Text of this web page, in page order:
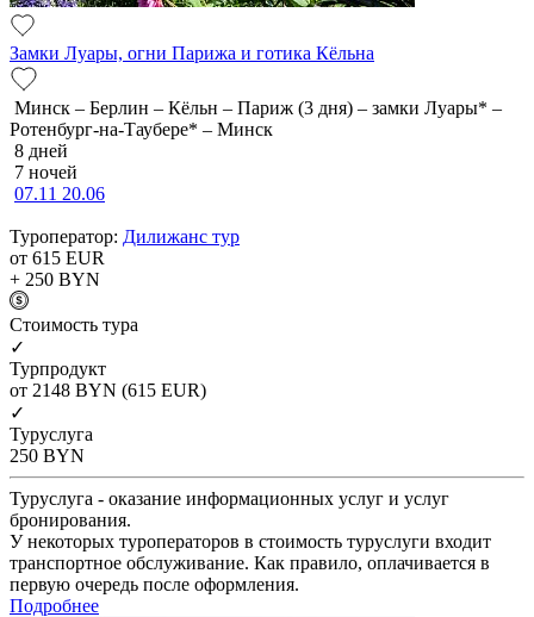
Замки Луары, огни Парижа и готика Кёльна
Минск – Берлин – Кёльн – Париж (3 дня) – замки Луары* –
Ротенбург-на-Таубере* – Минск
8 дней
7 ночей
07.11 20.06
Туроператор: Дилижанс тур
от 615 EUR
+ 250 BYN
Cтоимость тура
✓
Турпродукт
от 2148 BYN (615 EUR)
✓
Туруслуга
250 BYN
Туруслуга - оказание информационных услуг и услуг
бронирования.
У некоторых туроператоров в стоимость туруслуги входит
транспортное обслуживание. Как правило, оплачивается в
первую очередь после оформления.
Подробнее